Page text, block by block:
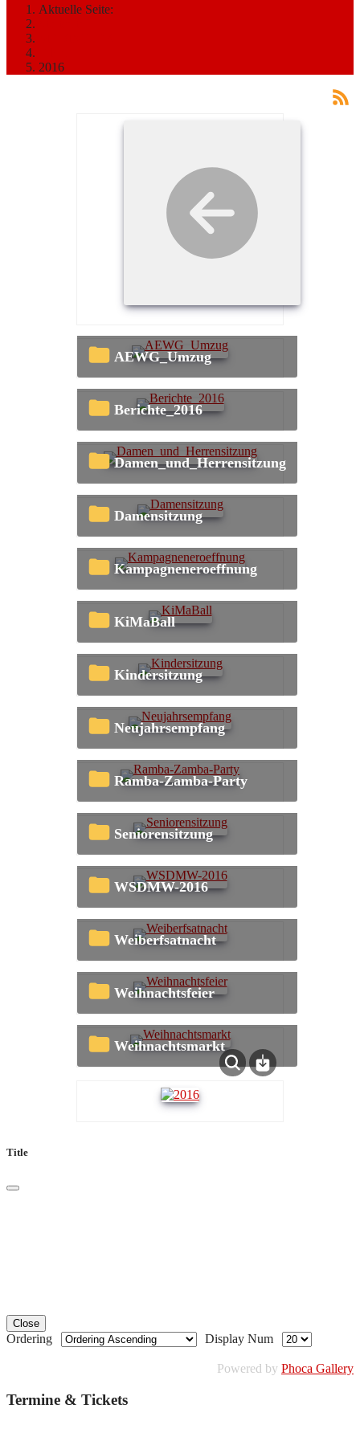
Aktuelle Seite:
2016
AEWG_Umzug
Berichte_2016
Damen_und_Herrensitzung
Damensitzung
Kampagneneroeffnung
KiMaBall
Kindersitzung
Neujahrsempfang
Ramba-Zamba-Party
Seniorensitzung
WSDMW-2016
Weiberfsatnacht
Weihnachtsfeier
Weihnachtsmarkt
Title
Close
Ordering Display Num
Powered by Phoca Gallery
Termine & Tickets